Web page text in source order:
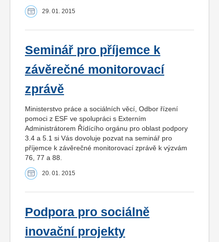
29. 01. 2015
Seminář pro příjemce k
závěrečné monitorovací
zprávě
Ministerstvo práce a sociálních věcí, Odbor řízení
pomoci z ESF ve spolupráci s Externím
Administrátorem Řídícího orgánu pro oblast podpory
3.4 a 5.1 si Vás dovoluje pozvat na seminář pro
příjemce k závěrečné monitorovací zprávě k výzvám
76, 77 a 88.
20. 01. 2015
Podpora pro sociálně
inovační projekty